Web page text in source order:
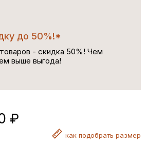
до 50%!*
- скидка 50%! Чем
выше выгода!
₽
как подобрать размер